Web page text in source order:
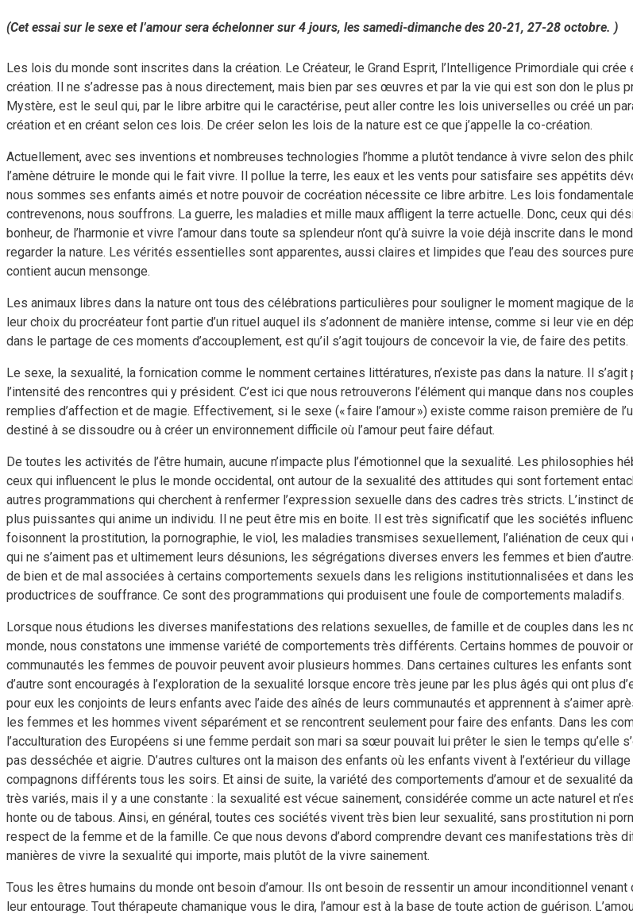
(Cet essai sur le sexe et l’amour sera échelonner sur 4 jours, les samedi-dimanche des 20-21, 27-28 octobre. )
Les lois du monde sont inscrites dans la création. Le Créateur, le Grand Esprit, l’Intelligence Primordiale qui
création. Il ne s’adresse pas à nous directement, mais bien par ses œuvres et par la vie qui est son don le plus
Mystère, est le seul qui, par le libre arbitre qui le caractérise, peut aller contre les lois universelles ou créé un
création et en créant selon ces lois. De créer selon les lois de la nature est ce que j’appelle la co-création.
Actuellement, avec ses inventions et nombreuses technologies l’homme a plutôt tendance à vivre selon des
l’amène détruire le monde qui le fait vivre. Il pollue la terre, les eaux et les vents pour satisfaire ses appétits
nous sommes ses enfants aimés et notre pouvoir de cocréation nécessite ce libre arbitre. Les lois
contrevenons, nous souffrons. La guerre, les maladies et mille maux affligent la terre actuelle. Donc, ceux qui
bonheur, de l’harmonie et vivre l’amour dans toute sa splendeur n’ont qu’à suivre la voie déjà inscrite dans le
regarder la nature. Les vérités essentielles sont apparentes, aussi claires et limpides que l’eau des sources
contient aucun mensonge.
Les animaux libres dans la nature ont tous des célébrations particulières pour souligner le moment magique de
leur choix du procréateur font partie d’un rituel auquel ils s’adonnent de manière intense, comme si leur vie en
dans le partage de ces moments d’accouplement, est qu’il s’agit toujours de concevoir la vie, de faire des petits.
Le sexe, la sexualité, la fornication comme le nomment certaines littératures, n’existe pas dans la nature. Il
l’intensité des rencontres qui y président. C’est ici que nous retrouverons l’élément qui manque dans nos
remplies d’affection et de magie. Effectivement, si le sexe (« faire l’amour ») existe comme raison première de
destiné à se dissoudre ou à créer un environnement difficile où l’amour peut faire défaut.
De toutes les activités de l’être humain, aucune n’impacte plus l’émotionnel que la sexualité. Les philosophies
ceux qui influencent le plus le monde occidental, ont autour de la sexualité des attitudes qui sont fortement
autres programmations qui cherchent à renfermer l’expression sexuelle dans des cadres très stricts. L’instinct
plus puissantes qui anime un individu. Il ne peut être mis en boite. Il est très significatif que les sociétés
foisonnent la prostitution, la pornographie, le viol, les maladies transmises sexuellement, l’aliénation de ceux
qui ne s’aiment pas et ultimement leurs désunions, les ségrégations diverses envers les femmes et bien
de bien et de mal associées à certains comportements sexuels dans les religions institutionnalisées et dans
productrices de souffrance. Ce sont des programmations qui produisent une foule de comportements maladifs.
Lorsque nous étudions les diverses manifestations des relations sexuelles, de famille et de couples dans les
monde, nous constatons une immense variété de comportements très différents. Certains hommes de pouvoir
communautés les femmes de pouvoir peuvent avoir plusieurs hommes. Dans certaines cultures les enfants sont
d’autre sont encouragés à l’exploration de la sexualité lorsque encore très jeune par les plus âgés qui ont plus
pour eux les conjoints de leurs enfants avec l’aide des aînés de leurs communautés et apprennent à s’aimer
les femmes et les hommes vivent séparément et se rencontrent seulement pour faire des enfants. Dans les
l’acculturation des Européens si une femme perdait son mari sa sœur pouvait lui prêter le sien le temps qu’elle
pas desséchée et aigrie. D’autres cultures ont la maison des enfants où les enfants vivent à l’extérieur du
compagnons différents tous les soirs. Et ainsi de suite, la variété des comportements d’amour et de sexualité
très variés, mais il y a une constante : la sexualité est vécue sainement, considérée comme un acte naturel et
honte ou de tabous. Ainsi, en général, toutes ces sociétés vivent très bien leur sexualité, sans prostitution ni
respect de la femme et de la famille. Ce que nous devons d’abord comprendre devant ces manifestations très
manières de vivre la sexualité qui importe, mais plutôt de la vivre sainement.
Tous les êtres humains du monde ont besoin d’amour. Ils ont besoin de ressentir un amour inconditionnel venant
leur entourage. Tout thérapeute chamanique vous le dira, l’amour est à la base de toute action de guérison.